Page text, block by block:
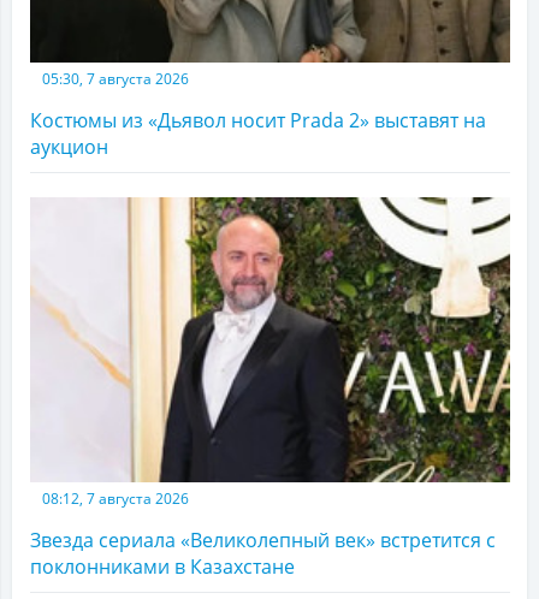
05:30, 7 августа 2026
Костюмы из «Дьявол носит Prada 2» выставят на
аукцион
08:12, 7 августа 2026
Звезда сериала «Великолепный век» встретится с
поклонниками в Казахстане